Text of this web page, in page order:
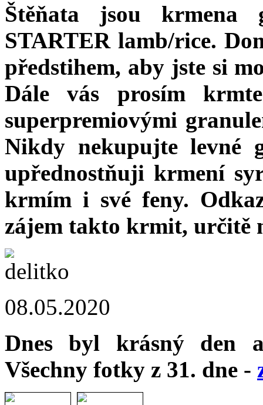
Štěňata jsou
STARTER lamb/rice.
předstihem, aby jste si
Dále vás prosím
superpremiovými
Nikdy nekupujte levné
upřednostňuji krmení
krmím i své feny.
zájem takto krmit, určitě
08.05.2020
Dnes byl krásný den
Všechny fotky z 31. dne -